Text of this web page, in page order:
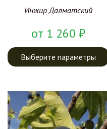
Инжир Далматский
от 1 260 ₽
Выберите параметры